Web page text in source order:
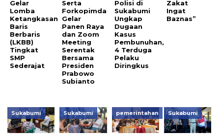
Gelar
Lomba
Ketangkasan
Baris
Berbaris
(LKBB)
Tingkat
SMP
Sederajat
Serta
Forkopimda
Gelar
Panen Raya
dan Zoom
Meeting
Serentak
Bersama
Presiden
Prabowo
Subianto
Polisi di
Sukabumi
Ungkap
Dugaan
Kasus
Pembunuhan,
4 Terduga
Pelaku
Diringkus
Zakat
Ingat
Baznas”
Sukabumi Sukabumi pemerintahan Sukabumi